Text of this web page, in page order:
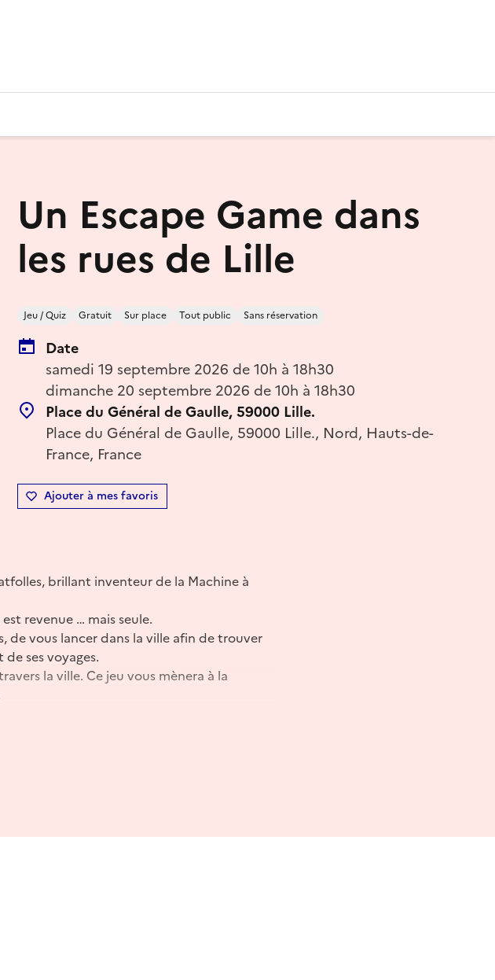
Un Escape Game dans
les rues de Lille
Jeu / Quiz Gratuit Sur place Tout public Sans réservation
Date
samedi 19 septembre 2026 de 10h à 18h30
dimanche 20 septembre 2026 de 10h à 18h30
Place du Général de Gaulle, 59000 Lille.
Place du Général de Gaulle, 59000 Lille., Nord, Hauts-de-
France, France
Ajouter à mes favoris
brillant inventeur de la Machine à
revenue … mais seule.
de vous lancer dans la ville afin de trouver
ses voyages.
la ville. Ce jeu vous mènera à la